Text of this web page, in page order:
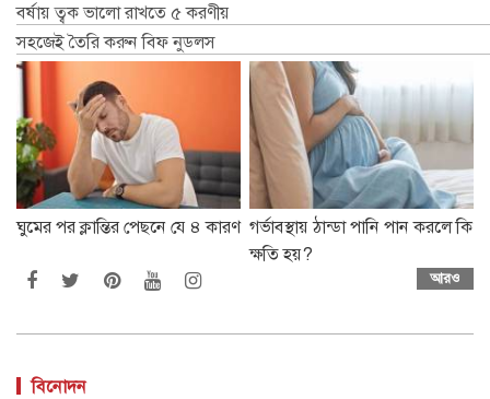
বর্ষায় ত্বক ভালো রাখতে ৫ করণীয়
সহজেই তৈরি করুন বিফ নুডলস
ঘুমের পর ক্লান্তির পেছনে যে ৪ কারণ গর্ভাবস্থায় ঠান্ডা পানি পান করলে কি
ক্ষতি হয়?
আরও
বিনোদন